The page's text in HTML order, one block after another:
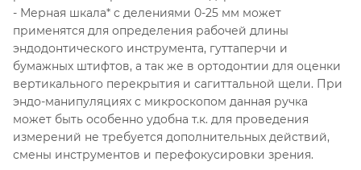
- Мерная шкала* с делениями 0-25 мм может
применятся для определения рабочей длины
эндодонтического инструмента, гуттаперчи и
бумажных штифтов, а так же в ортодонтии для оценки
вертикального перекрытия и сагиттальной щели. При
эндо-манипуляциях с микроскопом данная ручка
может быть особенно удобна т.к. для проведения
измерений не требуется дополнительных действий,
смены инструментов и перефокусировки зрения.